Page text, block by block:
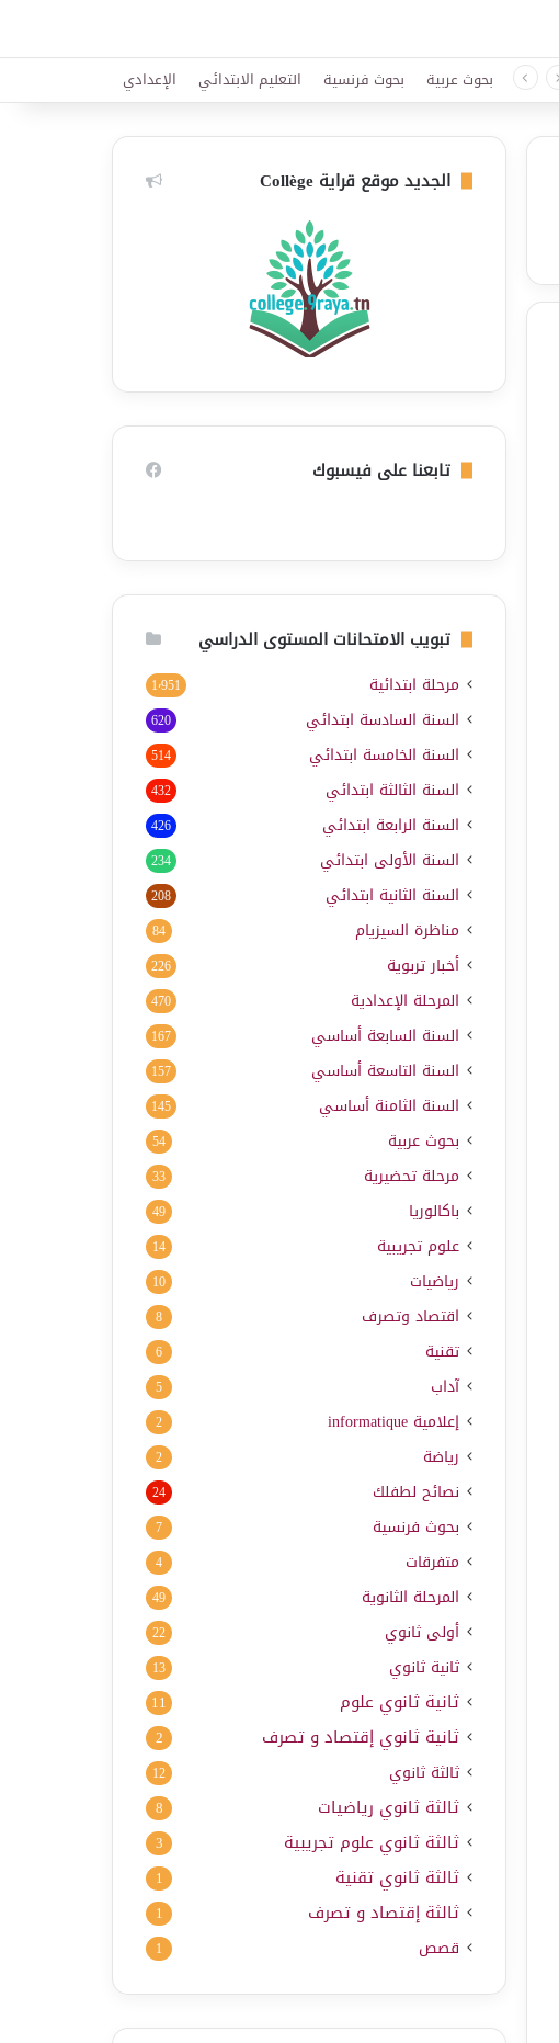
بحوث عربية بحوث فرنسية التعليم الابتدائي الإعدادي
الجديد موقع قراية Collège
تابعنا على فيسبوك
تبويب الامتحانات المستوى الدراسي
مرحلة ابتدائية 1٬951
السنة السادسة ابتدائي 620
السنة الخامسة ابتدائي 514
السنة الثالثة ابتدائي 432
السنة الرابعة ابتدائي 426
السنة الأولى ابتدائي 234
السنة الثانية ابتدائي 208
مناظرة السيزيام 84
أخبار تربوية 226
المرحلة الإعدادية 470
السنة السابعة أساسي 167
السنة التاسعة أساسي 157
السنة الثامنة أساسي 145
بحوث عربية 54
مرحلة تحضيرية 33
باكالوريا 49
علوم تجريبية 14
رياضيات 10
اقتصاد وتصرف 8
تقنية 6
آداب 5
إعلامية informatique
2
رياضة 2
نصائح لطفلك 24
بحوث فرنسية 7
متفرقات 4
المرحلة الثانوية 49
أولى ثانوي 22
ثانية ثانوي 13
ثانية ثانوي علوم 11
ثانية ثانوي إقتصاد و تصرف 2
ثالثة ثانوي 12
ثالثة ثانوي رياضيات 8
ثالثة ثانوي علوم تجريبية 3
ثالثة ثانوي تقنية 1
ثالثة إقتصاد و تصرف 1
قصص 1